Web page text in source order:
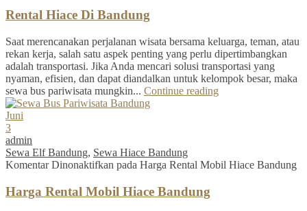
Rental Hiace Di Bandung
Saat merencanakan perjalanan wisata bersama keluarga, teman, atau
rekan kerja, salah satu aspek penting yang perlu dipertimbangkan
adalah transportasi. Jika Anda mencari solusi transportasi yang
nyaman, efisien, dan dapat diandalkan untuk kelompok besar, maka
sewa bus pariwisata mungkin... Continue reading
Juni
3
admin
Sewa Elf Bandung, Sewa Hiace Bandung
Komentar Dinonaktifkan pada Harga Rental Mobil Hiace Bandung
Harga Rental Mobil Hiace Bandung